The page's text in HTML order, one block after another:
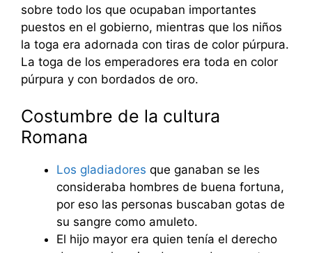
sobre todo los que ocupaban importantes
puestos en el gobierno, mientras que los niños
la toga era adornada con tiras de color púrpura.
La toga de los emperadores era toda en color
púrpura y con bordados de oro.
Costumbre de la cultura
Romana
Los gladiadores que ganaban se les
consideraba hombres de buena fortuna,
por eso las personas buscaban gotas de
su sangre como amuleto.
El hijo mayor era quien tenía el derecho